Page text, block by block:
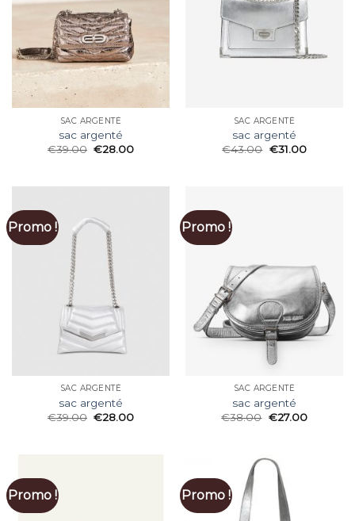
SAC ARGENTÉ
sac argenté
€39.00 €28.00
SAC ARGENTÉ
sac argenté
€43.00 €31.00
Promo !
SAC ARGENTÉ
sac argenté
€39.00 €28.00
Promo !
SAC ARGENTÉ
sac argenté
€38.00 €27.00
Promo ! Promo !